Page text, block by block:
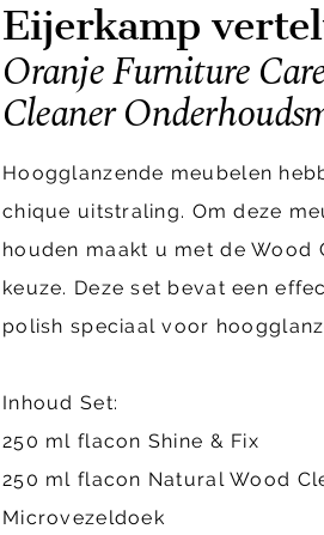
Eijerkamp
Oranje Furniture
Cleaner
Hoogglanzende meubelen
chique uitstraling. Om deze
houden maakt u met de Wood
keuze. Deze set bevat een
polish speciaal voor
Inhoud Set:
250 ml flacon Shine & Fix
250 ml flacon Natural Wood
Microvezeldoek